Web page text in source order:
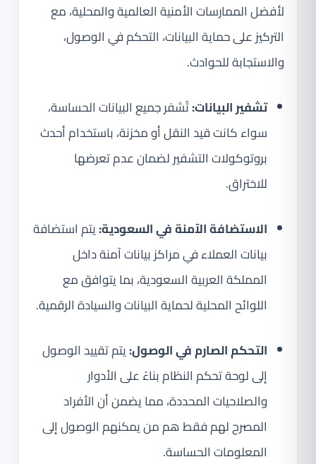
لأفضل الممارسات الأمنية العالمية والمحلية، مع
التركيز على حماية البيانات، التحكم في الوصول،
والاستجابة للحوادث.
تشفير البيانات:تُشفر جميع البيانات الحساسة،
سواء كانت قيد النقل أو مخزنة، باستخدام أحدث
بروتوكولات التشفير لضمان عدم تعرضها
للاختراق.
الاستضافة الآمنة في السعودية:يتم استضافة
بيانات العملاء في مراكز بيانات آمنة داخل
المملكة العربية السعودية، بما يتوافق مع
اللوائح المحلية لحماية البيانات والسيادة الرقمية.
التحكم الصارم في الوصول:يتم تقييد الوصول
إلى لوحة تحكم النظام بناءً على الأدوار
والصلاحيات المحددة، مما يضمن أن الأفراد
المصرح لهم فقط هم من يمكنهم الوصول إلى
المعلومات الحساسة.